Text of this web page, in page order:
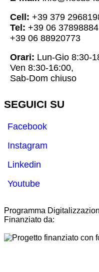
Cell: +39 379
Tel: +39 06 37898884
+39 06 88920773
Orari: Lun-Gio 8:30-
Ven 8:30-16:00,
Sab-Dom chiuso
SEGUICI SU
Facebook
Instagram
Linkedin
Youtube
Programma
Finanziato da: